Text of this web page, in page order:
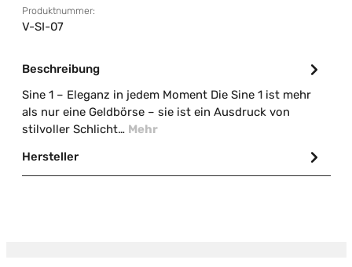
Produktnummer:
V-SI-07
Beschreibung
Sine 1 – Eleganz in jedem Moment Die Sine 1 ist mehr
als nur eine Geldbörse – sie ist ein Ausdruck von
stilvoller Schlicht… Mehr
Hersteller